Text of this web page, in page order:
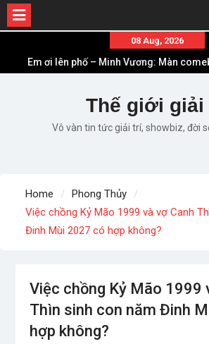
content
08 Aug, 2026
Em ơi lên phố – Minh Vương: Màn
“ngoạn mục” với triệu view
nhưng vẫn ấn tượng
Lời bài hát Làm Gì Phải Hốt – Sản phẩm
chất lượng chuẩn chất JustaTee
xuân về
Thế giới
Vô vàn tin tức giải trí, showbiz, đời
Home
Phong Thủy
Việc chồng Kỷ Mão 1999 và vợ Canh
Đinh Mùi 2027 có hợp không?
Việc chồng Kỷ Mão 1999
Thìn sinh con năm Đinh
hợp không?